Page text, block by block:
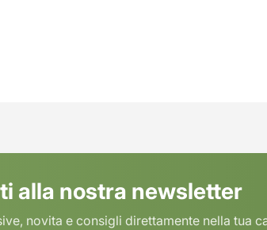
alla nostra newsletter
novita e consigli direttamente nella tua